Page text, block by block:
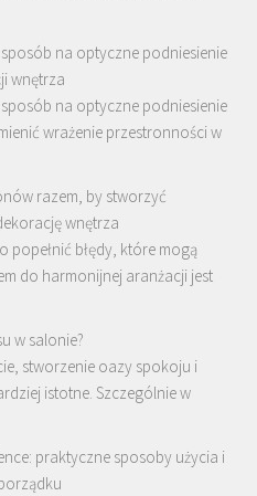
na optyczne podniesienie
wnętrza
na optyczne podniesienie
wrażenie przestronności w
razem, by stworzyć
wnętrza
popełnić błędy, które mogą
do harmonijnej aranżacji jest
w salonie?
stworzenie oazy spokoju i
istotne. Szczególnie w
praktyczne sposoby użycia i